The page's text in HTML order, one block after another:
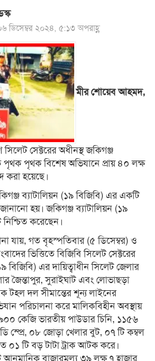
ডিসেম্বর ২০২৪, ৫:১৩ অপরাহ্ণ
মীর শোয়েব আহমদ,
সিলেট সেক্টরের অধীনস্থ জকিগঞ্জ
পৃথক পৃথক বিশেষ অভিযানে প্রায় ৪০ লক্ষ
করা হয়েছে।
ব্যাটালিয়ন (১৯ বিজিবি) এর একটি
জানানো হয়। জকিগঞ্জ ব্যাটালিয়ন (১৯
করেছেন।
যায়, গত বৃহস্পতিবার (৫ ডিসেম্বর) ও
ভিত্তিতে বিজিবি সিলেট সেক্টরের
বিজিবি) এর দায়িত্বাধীন সিলেট জেলার
জৈন্তাপুর, সুরাইঘাট এবং লোভাছড়া
দল সীমান্তের শূন্য লাইনের
পরিচালনা করে মালিকবিহীন অবস্থায়
কেজি ভারতীয় পাউডার চিনি, ১১৫৬
স্প্রে, ০৮ জোড়া খেলার বুট, ০৭ টি কম্বল
০১ টি বড় টাটা ট্রাক আটক করে।
বাজারমূল্য ৩৯ লক্ষ ৭ হাজার